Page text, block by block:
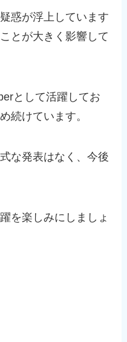
惑が浮上しています
とが大きく影響して
として活躍してお
続けています。
な発表はなく、今後
を楽しみにしましょ